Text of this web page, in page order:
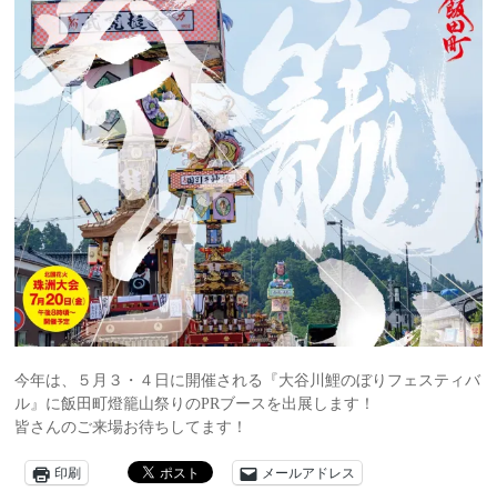
今年は、５月３・４日に開催される『大谷川鯉のぼりフェスティバ
ル』に飯田町燈籠山祭りのPRブースを出展します！
皆さんのご来場お待ちしてます！
印刷 メールアドレス